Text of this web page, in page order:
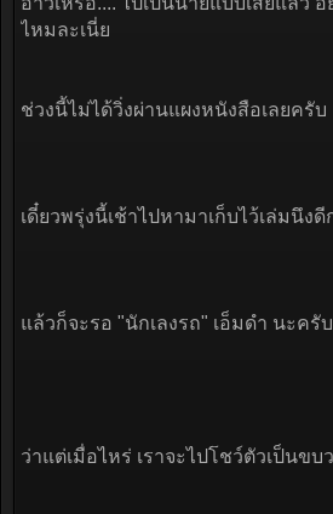
ไหมละเนี่ย
ช่วงนี้ไม่ได้วิ่งผ่านแผงหนังสือเลยครับ
เดี๋ยวพรุ่งนี้เช้าไปหามาเก็บไว้เล่มนึงดี
แล้วก็จะรอ "นักเลงรถ" เอ็มดำ นะครับ
ว่าแต่เมื่อไหร่ เราจะไปโชว์ตัวเป็นขบ